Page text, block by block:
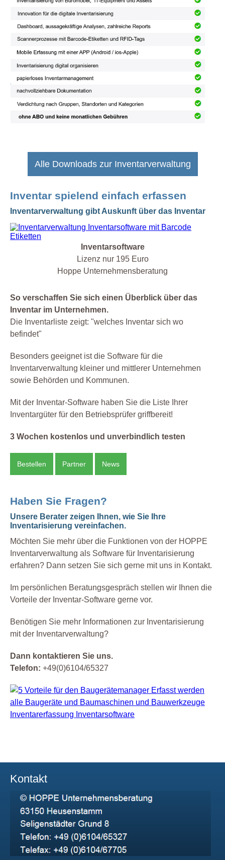
Alle Downloads zur Inventarverwaltung
Inventar spielend einfach erfassen
Inventarverwaltung gibt Auskunft über das Inventar
Inventarsoftware
Lizenz nur 195 Euro
Hoppe Unternehmensberatung
So verschaffen Sie sich einen Überblick über das
Inventar im Unternehmen.
Die Inventarliste zeigt: "welches Inventar sich wo
befindet"
Besonders geeignet ist die Software für die
Inventarverwaltung kleiner und mittlerer Unternehmen
sowie Behörden und Kommunen.
Mit der Inventar-Software haben Sie die Liste Ihrer
Inventargüter für den Betriebsprüfer griffbereit!
3 Wochen kostenlos und unverbindlich testen
Bestellen Partner News
Haben Sie Fragen?
Unsere Berater zeigen Ihnen, wie Sie Ihre
Inventarisierung vereinfachen.
Möchten Sie mehr über die Funktionen von der HOPPE
Inventarverwaltung als Software für Inventarisierung
erfahren? Dann setzen Sie sich gerne mit uns in Kontakt.
Im persönlichen Beratungsgespräch stellen wir Ihnen die
Vorteile der Inventar-Software gerne vor.
Benötigen Sie mehr Informationen zur Inventarisierung
mit der Inventarverwaltung?
Dann kontaktieren Sie uns.
Telefon: +49(0)6104/65327
Kontakt